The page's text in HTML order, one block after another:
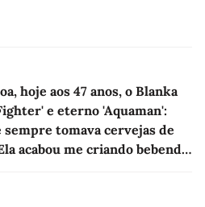
hoje aos 47 anos, o Blanka
e eterno 'Aquaman':
sempre tomava cervejas de
acabou me criando bebendo